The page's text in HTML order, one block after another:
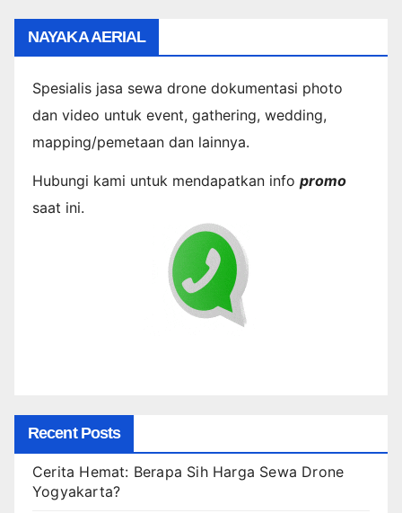
NAYAKA AERIAL
Spesialis jasa sewa drone dokumentasi photo
dan video untuk event, gathering, wedding,
mapping/pemetaan dan lainnya.
Hubungi kami untuk mendapatkan info promo
saat ini.
Recent Posts
Cerita Hemat: Berapa Sih Harga Sewa Drone
Yogyakarta?